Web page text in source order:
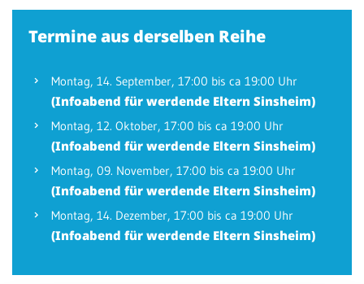
Termine aus derselben Reihe
Montag, 14. September, 17:00 bis ca 19:00 Uhr
(Infoabend für werdende Eltern Sinsheim)
Montag, 12. Oktober, 17:00 bis ca 19:00 Uhr
(Infoabend für werdende Eltern Sinsheim)
Montag, 09. November, 17:00 bis ca 19:00 Uhr
(Infoabend für werdende Eltern Sinsheim)
Montag, 14. Dezember, 17:00 bis ca 19:00 Uhr
(Infoabend für werdende Eltern Sinsheim)